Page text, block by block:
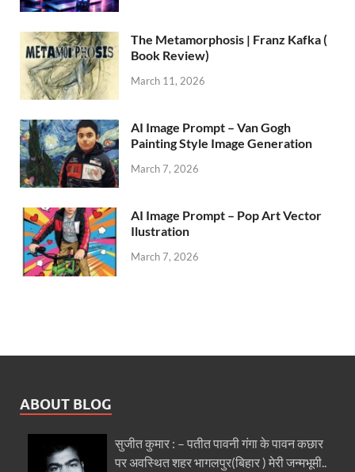
The Metamorphosis | Franz Kafka (
Book Review)
March 11, 2026
AI Image Prompt – Van Gogh
Painting Style Image Generation
March 7, 2026
AI Image Prompt – Pop Art Vector
Ilustration
March 7, 2026
ABOUT BLOG
सुजीत कुमार : – पतीत पावनी गंगा के पावन कछार
पर अवस्थित शहर भागलपुर(बिहार ) मेरी जन्मभूमी..